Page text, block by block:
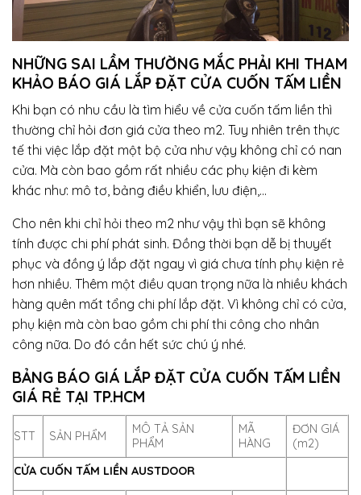
NHỮNG SAI LẦM THƯỜNG MẮC PHẢI KHI THAM
KHẢO BÁO GIÁ LẮP ĐẶT CỬA CUỐN TẤM LIỀN
Khi bạn có nhu cầu là tìm hiểu về cửa cuốn tấm liền thì
thường chỉ hỏi đơn giá cửa theo m2. Tuy nhiên trên thực
tế thi việc lắp đặt một bộ cửa như vậy không chỉ có nan
cửa. Mà còn bao gồm rất nhiều các phụ kiện đi kèm
khác như: mô tơ, bảng điều khiển, lưu điện,…
Cho nên khi chỉ hỏi theo m2 như vậy thì bạn sẽ không
tính được chi phí phát sinh. Đồng thời bạn dễ bị thuyết
phục và đồng ý lắp đặt ngay vì giá chưa tính phụ kiện rẻ
hơn nhiều. Thêm một điều quan trọng nữa là nhiều khách
hàng quên mất tổng chi phí lắp đặt. Vì không chỉ có cửa,
phụ kiện mà còn bao gồm chi phí thi công cho nhân
công nữa. Do đó cần hết sức chú ý nhé.
BẢNG BÁO GIÁ LẮP ĐẶT CỬA CUỐN TẤM LIỀN
GIÁ RẺ TẠI TP.HCM
STT SẢN PHẨM
MÔ TẢ SẢN
PHẨM
MÃ
HÀNG
ĐƠN GIÁ
(m2)
CỬA CUỐN TẤM LIỀN AUSTDOOR